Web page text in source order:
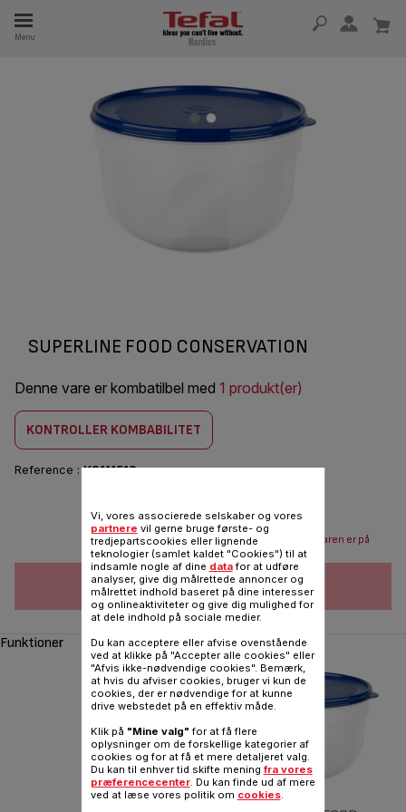
Menu
SUPERLINE FOOD CONSERVATION
Denne vare er kombatilbel med 1 produkt(er)
KONTROLLER KOMBABILITET
Reference :K3111512
Send mail når varen er på
lager
FØJ TIL INDKØBSVOGN
Funktioner
‹
Vi, vores associerede selskaber og vores
partnere vil gerne bruge første- og
tredjepartscookies eller lignende
teknologier (samlet kaldet "Cookies") til at
indsamle nogle af dine datafor at udføre
analyser, give dig målrettede annoncer og
målrettet indhold baseret på dine interesser
og onlineaktiviteter og give dig mulighed for
at dele indhold på sociale medier.
Du kan acceptere eller afvise ovenstående
ved at klikke på "Accepter alle cookies" eller
"Afvis ikke-nødvendige cookies". Bemærk,
at hvis du afviser cookies, bruger vi kun de
cookies, der er nødvendige for at kunne
drive webstedet på en effektiv måde.
Klik på "Mine valg" for at få flere
oplysninger om de forskellige kategorier af
cookies og for at få et mere detaljeret valg.
Du kan til enhver tid skifte mening fra vores
præferencecenter. Du kan finde ud af mere
ved at læse vores politik om cookies.